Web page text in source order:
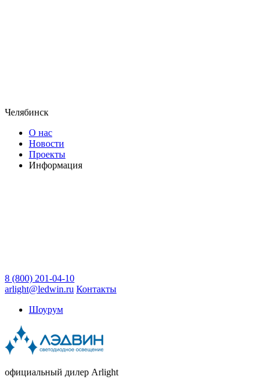
Челябинск
О нас
Новости
Проекты
Информация
8 (800) 201-04-10
arlight@ledwin.ru Контакты
Шоурум
официальный дилер Arlight